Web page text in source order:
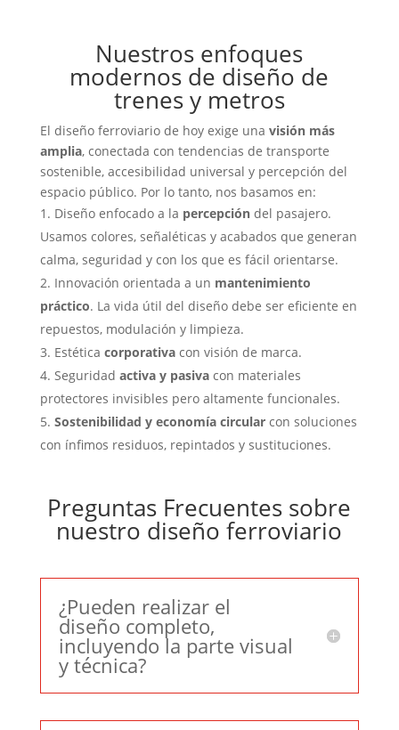
Nuestros enfoques
modernos de diseño de
trenes y metros
El diseño ferroviario de hoy exige una visión más
amplia, conectada con tendencias de transporte
sostenible, accesibilidad universal y percepción del
espacio público. Por lo tanto, nos basamos en:
Diseño enfocado a la percepcióndel pasajero.
Usamos colores, señaléticas y acabados que generan
calma, seguridad y con los que es fácil orientarse.
Innovación orientada a un mantenimiento
práctico. La vida útil del diseño debe ser eficiente en
repuestos, modulación y limpieza.
Estética corporativacon visión de marca.
Seguridad activa y pasivacon materiales
protectores invisibles pero altamente funcionales.
Sostenibilidad y economía circularcon soluciones
con ínfimos residuos, repintados y sustituciones.
Preguntas Frecuentes sobre
nuestro diseño ferroviario
¿Pueden realizar el
diseño completo,
incluyendo la parte visual
y técnica?